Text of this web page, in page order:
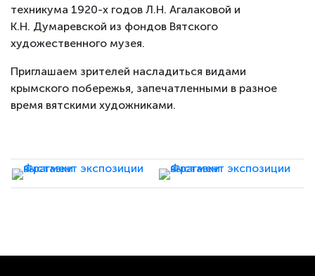
техникума 1920-х годов Л.Н. Агалаковой и
К.Н. Думаревской из фондов Вятского
художественного музея.
Приглашаем зрителей насладиться видами
крымского побережья, запечатленными в разное
время вятскими художниками.